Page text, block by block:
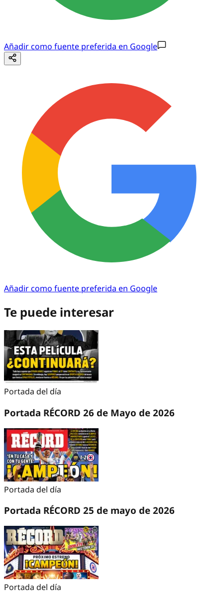
Añadir como fuente preferida en Google
Añadir como fuente preferida en Google
Te puede interesar
Portada del día
Portada RÉCORD 26 de Mayo de 2026
Portada del día
Portada RÉCORD 25 de mayo de 2026
Portada del día